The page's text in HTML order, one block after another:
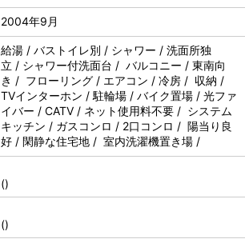
2004年9月
給湯 / バストイレ別 / シャワー / 洗面所独
立 / シャワー付洗面台 / バルコニー / 東南向
き / フローリング / エアコン / 冷房 / 収納 /
TVインターホン / 駐輪場 / バイク置場 / 光ファ
イバー / CATV / ネット使用料不要 / システム
キッチン / ガスコンロ / 2口コンロ / 陽当り良
好 / 閑静な住宅地 / 室内洗濯機置き場 /
()
()